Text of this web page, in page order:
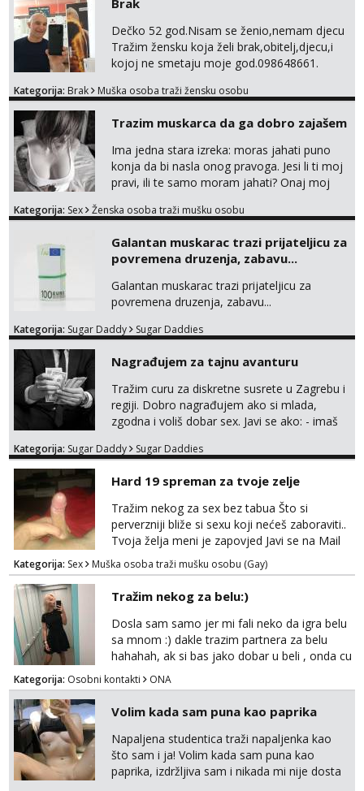
Čekam tvoj poziv!
- Kod: #142
tel:0,93€ - mob:1,12€ min
po narudžbi, samo za tvoj užitak
⚫Ispunjavam razne fetiše-BDSM
Bondage,Discipline,Sadism,Masochism,igra
senzacije kao i foot,piss,shit,fart,sp...
Brak
Dečko 52 god.Nisam se ženio,nemam djecu
Tražim žensku koja želi brak,obitelj,djecu,i
kojoj ne smetaju moje god.098648661.
Kategorija: Brak Muška osoba traži žensku osobu
Trazim muskarca da ga dobro zajašem
Ima jedna stara izreka: moras jahati puno
konja da bi nasla onog pravoga. Jesi li ti moj
pravi, ili te samo moram jahati? Onaj moj
na sexdater link i javi mi se tamo....
Kategorija: Sex Ženska osoba traži mušku osobu
Galantan muskarac trazi prijateljicu za
povremena druzenja, zabavu...
Galantan muskarac trazi prijateljicu za
povremena druzenja, zabavu...
Kategorija: Sugar Daddy Sugar Daddies
Nagrađujem za tajnu avanturu
Tražim curu za diskretne susrete u Zagrebu i
regiji. Dobro nagrađujem ako si mlada,
zgodna i voliš dobar sex. Javi se ako: - imaš
kosu - se dobro ljubiš - si fleksibilna s
dostupna radnim danom (vikendi i noći su za
obitelj) - vodiš brigu o zdravlju i koristiš
zaštitu Ne javljajte se: - debele - frajeri i
paro...
Kategorija: Sugar Daddy Sugar Daddies
Hard 19 spreman za tvoje zelje
Tražim nekog za sex bez tabua Što si
perverzniji bliže si sexu koji nećeš zaboraviti..
Tvoja želja meni je zapovjed Javi se na Mail
leonjeger1984@gmail.com
Kategorija: Sex Muška osoba traži mušku osobu (Gay)
Tražim nekog za belu:)
Dosla sam samo jer mi fali neko da igra belu
sa mnom :) dakle trazim partnera za belu
hahahah, ak si bas jako dobar u beli , onda cu
razmislit za dalje Klikni na link ispod i nadji me
tamo, cekam te!
Kategorija: Osobni kontakti ONA
Volim kada sam puna kao paprika
Napaljena studentica traži napaljenka kao
što sam i ja! Volim kada sam puna kao
paprika, izdržljiva sam i nikada mi nije dosta